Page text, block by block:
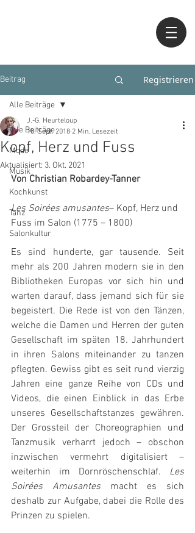
Beitrag Registrieren
Alle Beiträge
Mode
Musik
Kochkunst
Tanz
Salonkultur
Alle Beiträge
Kopf, Herz und Fuss
J.-G. Heurteloup
18. Sept. 2018 2 Min. Lesezeit
Aktualisiert: 3. Okt. 2021
Von Christian Robardey-Tanner
Les Soirées amusantes– Kopf, Herz und
Fuss im Salon (1775 – 1800)
Es sind hunderte, gar tausende. Seit
mehr als 200 Jahren modern sie in den
Bibliotheken Europas vor sich hin und
warten darauf, dass jemand sich für sie
begeistert. Die Rede ist von den Tänzen,
welche die Damen und Herren der guten
Gesellschaft im späten 18. Jahrhundert
in ihren Salons miteinander zu tanzen
pflegten. Gewiss gibt es seit rund vierzig
Jahren eine ganze Reihe von CDs und
Videos, die einen Einblick in das Erbe
unseres Gesellschaftstanzes gewähren.
Der Grossteil der Choreographien und
Tanzmusik verharrt jedoch – obschon
inzwischen vermehrt digitalisiert –
weiterhin im Dornröschenschlaf. Les
Soirées Amusantes macht es sich
deshalb zur Aufgabe, dabei die Rolle des
Prinzen zu spielen.